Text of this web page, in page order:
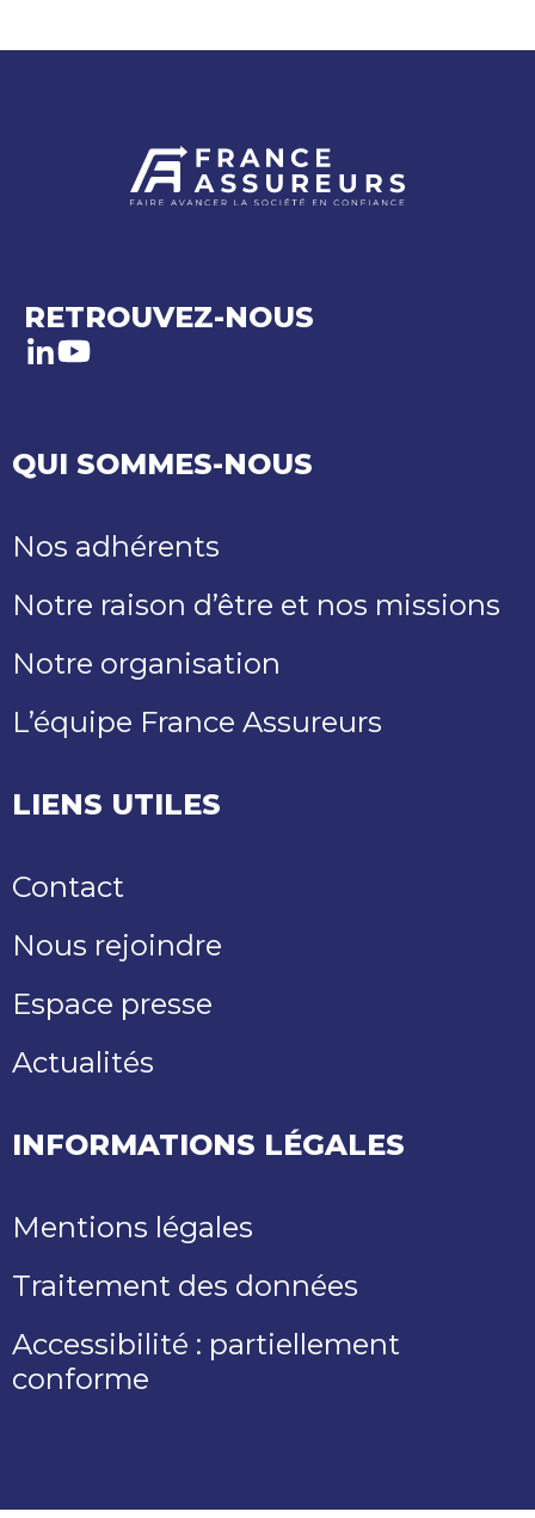
RETROUVEZ-NOUS
LinkedIn
Youtube
QUI SOMMES-NOUS
Nos adhérents
Notre raison d’être et nos missions
Notre organisation
L’équipe France Assureurs
LIENS UTILES
Contact
Nous rejoindre
Espace presse
Actualités
INFORMATIONS LÉGALES
Mentions légales
Traitement des données
Accessibilité : partiellement
conforme